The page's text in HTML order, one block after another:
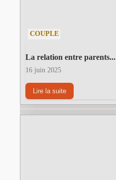
COUPLE
La relation entre parents...
16 juin 2025
Lire la suite